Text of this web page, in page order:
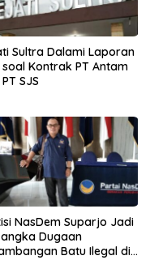
Sultra Dalami Laporan
soal Kontrak PT Antam
SJS
NasDem Suparjo Jadi
Dugaan
Batu Ilegal di